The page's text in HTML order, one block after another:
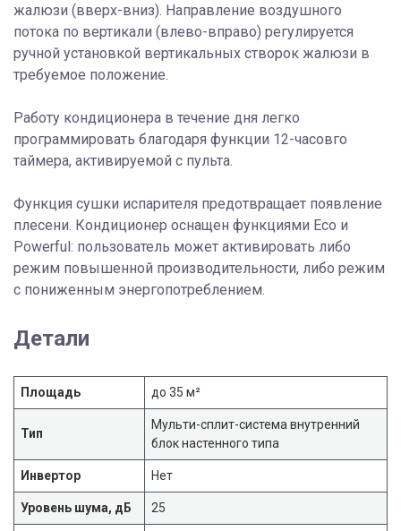
жалюзи (вверх-вниз). Направление воздушного
потока по вертикали (влево-вправо) регулируется
ручной установкой вертикальных створок жалюзи в
требуемое положение.
Работу кондиционера в течение дня легко
программировать благодаря функции 12-часовго
таймера, активируемой с пульта.
Функция сушки испарителя предотвращает появление
плесени. Кондиционер оснащен функциями Eco и
Powerful: пользователь может активировать либо
режим повышенной производительности, либо режим
с пониженным энергопотреблением.
Детали
Площадь до 35 м²
Тип
Мульти-сплит-система внутренний
блок настенного типа
Инвертор Нет
Уровень шума, дБ 25